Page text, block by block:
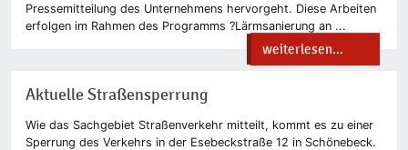
Pressemitteilung des Unternehmens hervorgeht. Diese Arbeiten
erfolgen im Rahmen des Programms ?Lärmsanierung an ...
weiterlesen...
Aktuelle Straßensperrung
Wie das Sachgebiet Straßenverkehr mitteilt, kommt es zu einer
Sperrung des Verkehrs in der Esebeckstraße 12 in Schönebeck.